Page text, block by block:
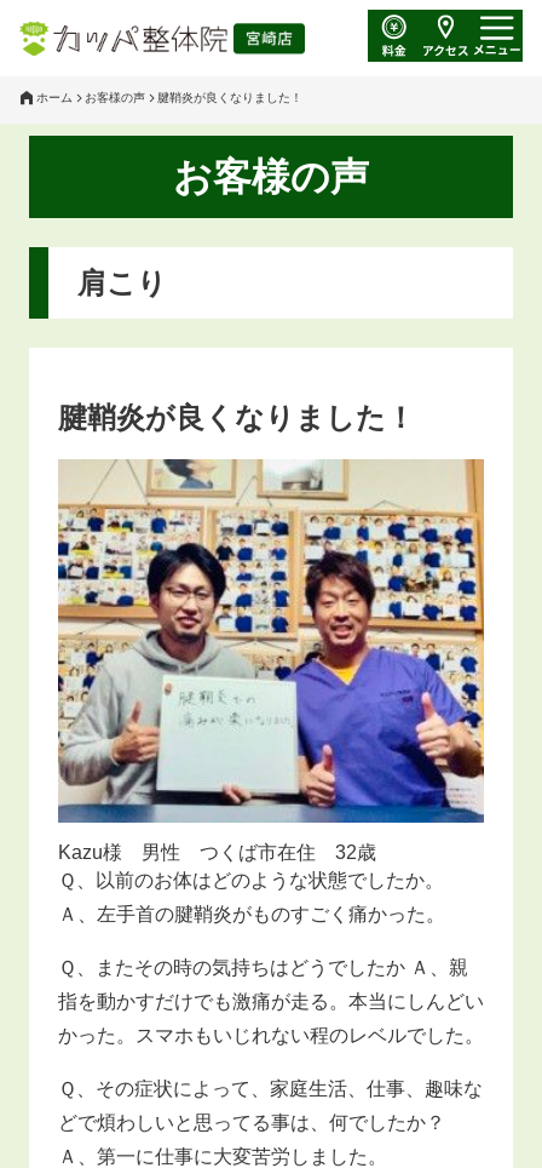
ホーム お客様の声 腱鞘炎が良くなりました！
お客様の声
肩こり
腱鞘炎が良くなりました！
Kazu様 男性 つくば市在住 32歳
Ｑ、以前のお体はどのような状態でしたか。
Ａ、左手首の腱鞘炎がものすごく痛かった。
Ｑ、またその時の気持ちはどうでしたか Ａ、親
指を動かすだけでも激痛が走る。本当にしんどい
かった。スマホもいじれない程のレベルでした。
Ｑ、その症状によって、家庭生活、仕事、趣味な
どで煩わしいと思ってる事は、何でしたか？
Ａ、第一に仕事に大変苦労しました。